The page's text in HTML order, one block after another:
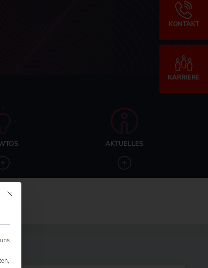
AKTUELLES
KONTAKT
KARRIERE
Mit diesem Button wird der Dialog geschlossen. Seine Funktionalität ist